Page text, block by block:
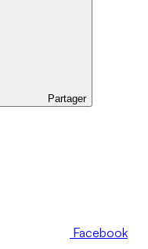
Partager
Facebook